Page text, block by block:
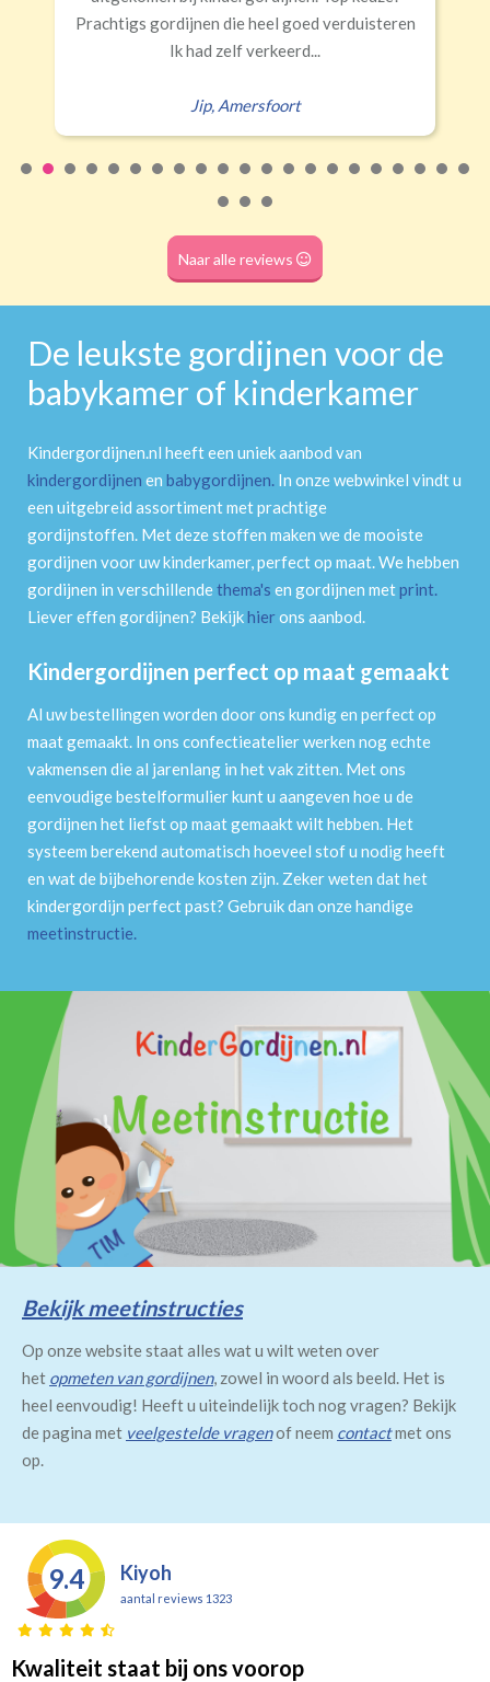
(wave plooi)
Roede
(tunnel)
(dubbele tunnel)
Half verduisterend Volledige verduisterend
gordijnen die heel goed verduisteren
Ik had zelf verkeerd...
Naar alle reviews
De leukste gordijnen voor de
babykamer of kinderkamer
Kindergordijnen.nl heeft een uniek aanbod van
kindergordijnen en babygordijnen. In onze webwinkel vindt u
een uitgebreid assortiment met prachtige
gordijnstoffen. Met deze stoffen maken we de mooiste
gordijnen voor uw kinderkamer, perfect op maat. We hebben
gordijnen in verschillendethema's en gordijnen metprint.
Liever effen gordijnen? Bekijkhierons aanbod.
Kindergordijnen perfect op maat gemaakt
Al uw bestellingen worden door ons kundig en perfect op
maat gemaakt. In ons confectieatelier werken nog echte
vakmensen die al jarenlang in het vak zitten. Met ons
eenvoudige bestelformulier kunt u aangeven hoe u de
gordijnen het liefst op maat gemaakt wilt hebben. Het
systeem berekend automatisch hoeveel stof u nodig heeft
en wat de bijbehorende kosten zijn. Zeker weten dat het
kindergordijn perfect past? Gebruik dan onze handige
meetinstructie.
Bekijk meetinstructies
Op onze website staat alles wat u wilt weten over
het opmeten van gordijnen, zowel in woord als beeld. Het is
heel eenvoudig! Heeft u uiteindelijk toch nog vragen? Bekijk
de pagina met veelgestelde vragenof neem contactmet ons
op.
9.4 Kiyoh
aantal reviews 1323
Kwaliteit staat bij ons voorop